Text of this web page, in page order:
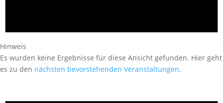
Hinweis
Es wurden keine Ergebnisse für diese Ansicht gefunden. Hier geht
es zu den nächsten bevorstehenden Veranstaltungen.